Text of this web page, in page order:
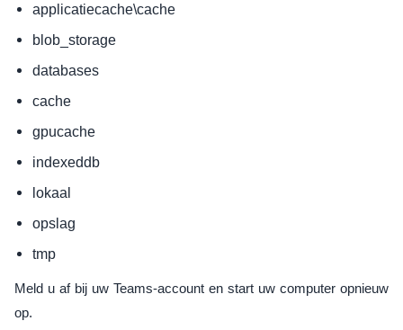
applicatiecache\cache
blob_storage
databases
cache
gpucache
indexeddb
lokaal
opslag
tmp
Meld u af bij uw Teams-account en start uw computer opnieuw
op.